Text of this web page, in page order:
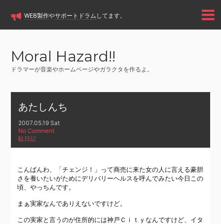
WEB製作やサポートドラム してます。
Moral Hazard!!
ドラマーが音楽やホームページやガラクタを作るよ。
あたしんち
2007.05.19 Sat
No Comment
駄日記
こんばんわ、「チェンジ！」って商売に来た女の人に言える豪胆
さを養いたいがためにデリバリーヘルスを呼んでみたい今日この
頃、やっちんです。
まぁ実家なんでありえないですけど。
この実家と言うのが住所的には神戸Ｃｉｔｙなんですけど、イタ